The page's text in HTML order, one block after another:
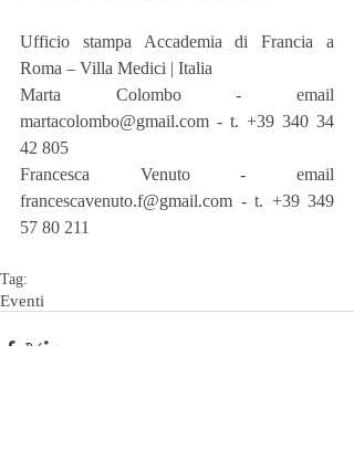
Ufficio stampa Accademia di Francia a
Roma – Villa Medici | Italia
Marta Colombo - email
martacolombo@gmail.com - t. +39 340 34
42 805
Francesca Venuto - email
francescavenuto.f@gmail.com - t. +39 349
57 80 211
Tag:
Eventi